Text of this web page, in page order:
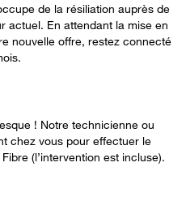
de la résiliation auprès de
actuel. En attendant la mise en
nouvelle offre, restez connecté
! Notre technicienne ou
chez vous pour effectuer le
(l’intervention est incluse).